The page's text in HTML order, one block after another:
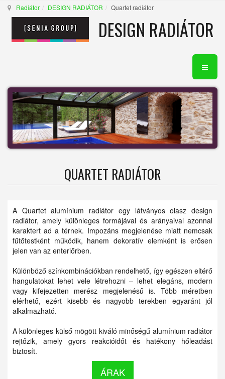
Radiátor DESIGN RADIÁTOR Quartet radiátor
DESIGN RADIÁTOR
QUARTET RADIÁTOR
A Quartet alumínium radiátor egy látványos olasz design
radiátor, amely különleges formájával és arányaival azonnal
karaktert ad a térnek. Impozáns megjelenése miatt nemcsak
fűtőtestként működik, hanem dekoratív elemként is erősen
jelen van az enteriőrben.
Különböző színkombinációkban rendelhető, így egészen eltérő
hangulatokat lehet vele létrehozni – lehet elegáns, modern
vagy kifejezetten merész megjelenésű is. Több méretben
elérhető, ezért kisebb és nagyobb terekben egyaránt jól
alkalmazható.
A különleges külső mögött kiváló minőségű alumínium radiátor
rejtőzik, amely gyors reakcióidőt és hatékony hőleadást
biztosít.
ÁRAK